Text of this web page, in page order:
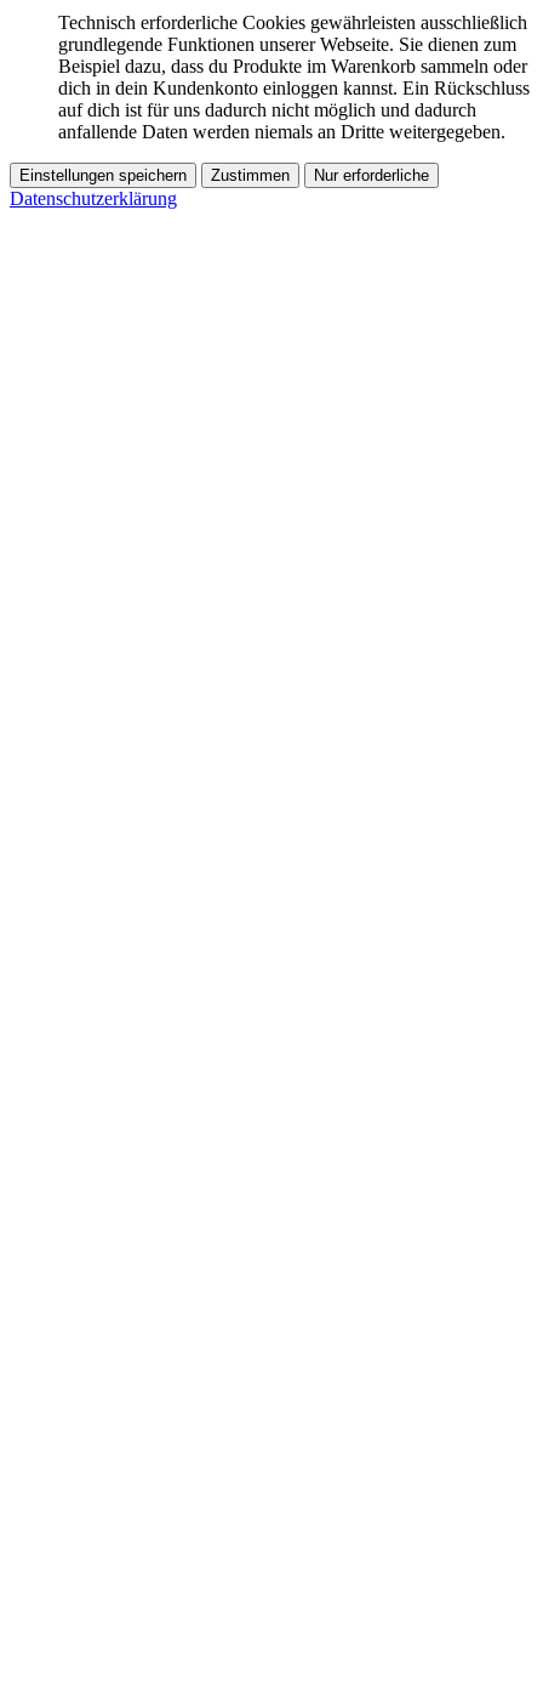
Technisch erforderliche Cookies gewährleisten ausschließlich
grundlegende Funktionen unserer Webseite. Sie dienen zum
Beispiel dazu, dass du Produkte im Warenkorb sammeln oder
dich in dein Kundenkonto einloggen kannst. Ein Rückschluss
auf dich ist für uns dadurch nicht möglich und dadurch
anfallende Daten werden niemals an Dritte weitergegeben.
Einstellungen speichern Zustimmen Nur erforderliche
Datenschutzerklärung